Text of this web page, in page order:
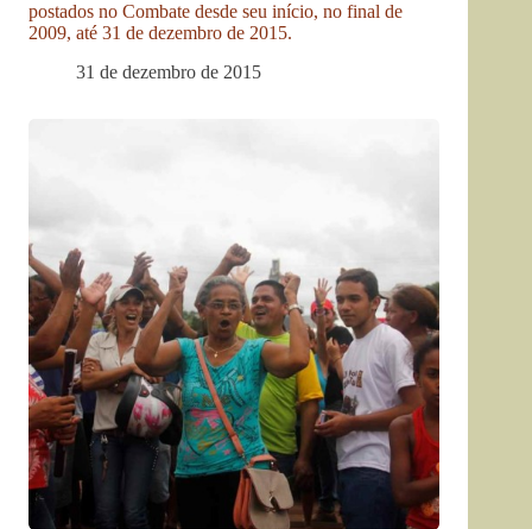
postados no Combate desde seu início, no final de
2009, até 31 de dezembro de 2015.
31 de dezembro de 2015